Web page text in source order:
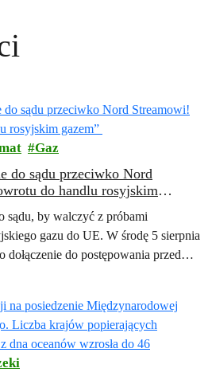
Gaz
do sądu przeciwko Nord
do handlu rosyjskim
sądu, by walczyć z próbami
gazu do UE. W środę 5 sierpnia
dołączenie do postępowania przed
Unii…